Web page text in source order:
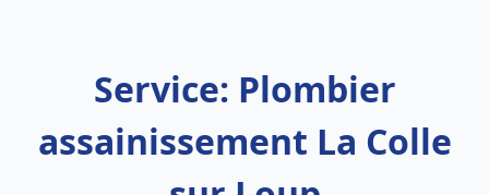
Service: Plombier
assainissement La Colle